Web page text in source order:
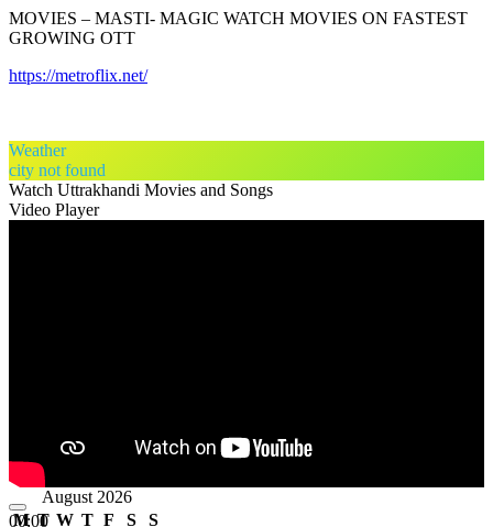
MOVIES – MASTI- MAGIC WATCH MOVIES ON FASTEST
GROWING OTT
https://metroflix.net/
Weather
city not found
Watch Uttrakhandi Movies and Songs
Video Player
00:00
August 2026
M T W T F S
S